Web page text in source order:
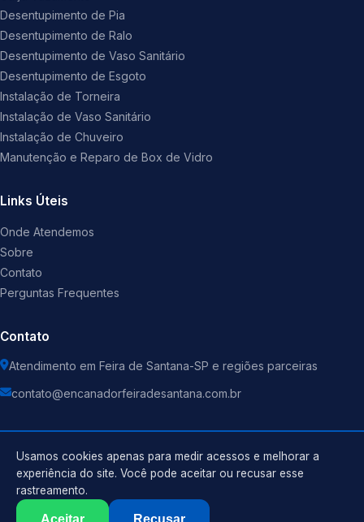
Desentupimento de Pia
Desentupimento de Ralo
Desentupimento de Vaso Sanitário
Desentupimento de Esgoto
Instalação de Torneira
Instalação de Vaso Sanitário
Instalação de Chuveiro
Manutenção e Reparo de Box de Vidro
Links Úteis
Onde Atendemos
Sobre
Contato
Perguntas Frequentes
Contato
Atendimento em Feira de Santana-SP e regiões parceiras
contato@encanadorfeiradesantana.com.br
2026 Encanador . Todos os direitos reservados.
Política de Privacidade
Termos de Uso
Usamos cookies apenas para medir acessos e melhorar a
experiência do site. Você pode aceitar ou recusar esse
rastreamento.
Aceitar Recusar